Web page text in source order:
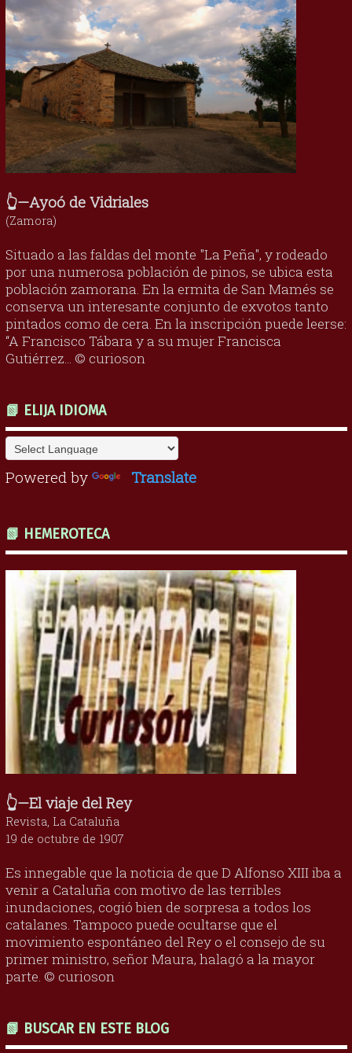
👆—Ayoó de Vidriales
(Zamora)
Situado a las faldas del monte "La Peña", y rodeado
por una numerosa población de pinos, se ubica esta
población zamorana. En la ermita de San Mamés se
conserva un interesante conjunto de exvotos tanto
pintados como de cera. En la inscripción puede leerse:
“A Francisco Tábara y a su mujer Francisca
Gutiérrez... © curioson
📗 ELIJA IDIOMA
Powered by Translate
📗 HEMEROTECA
👆—El viaje del Rey
Revista, La Cataluña
19 de octubre de 1907
Es innegable que la noticia de que D Alfonso XIII iba a
venir a Cataluña con motivo de las terribles
inundaciones, cogió bien de sorpresa a todos los
catalanes. Tampoco puede ocultarse que el
movimiento espontáneo del Rey o el consejo de su
primer ministro, señor Maura, halagó a la mayor
parte. © curioson
📗 BUSCAR EN ESTE BLOG